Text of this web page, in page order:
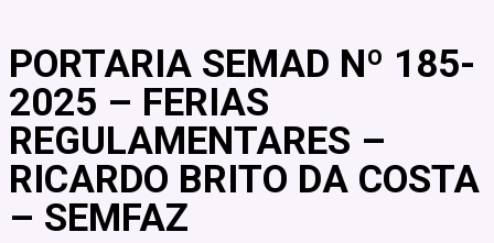
PORTARIA SEMAD Nº 185-
2025 – FERIAS
REGULAMENTARES –
RICARDO BRITO DA COSTA
– SEMFAZ